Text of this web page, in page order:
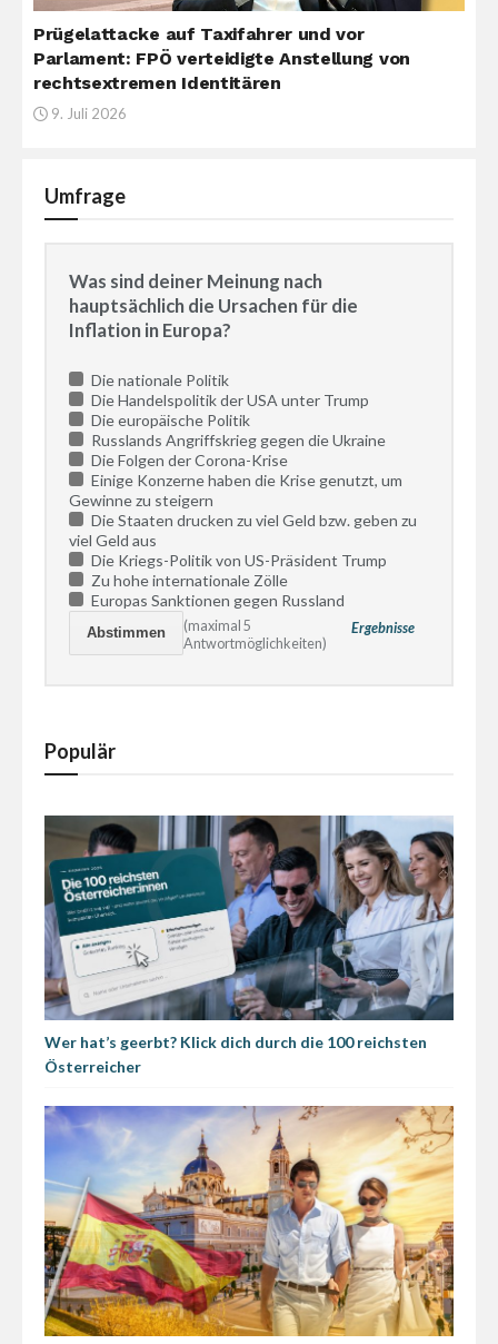
Prügelattacke auf Taxifahrer und vor
Parlament: FPÖ verteidigte Anstellung von
rechtsextremen Identitären
9. Juli 2026
Umfrage
Was sind deiner Meinung nach
hauptsächlich die Ursachen für die
Inflation in Europa?
Die nationale Politik
Die Handelspolitik der USA unter Trump
Die europäische Politik
Russlands Angriffskrieg gegen die Ukraine
Die Folgen der Corona-Krise
Einige Konzerne haben die Krise genutzt, um
Gewinne zu steigern
Die Staaten drucken zu viel Geld bzw. geben zu
viel Geld aus
Die Kriegs-Politik von US-Präsident Trump
Zu hohe internationale Zölle
Europas Sanktionen gegen Russland
Ergebnisse
(maximal 5
Antwortmöglichkeiten)
Populär
Wer hat’s geerbt? Klick dich durch die 100 reichsten
Österreicher